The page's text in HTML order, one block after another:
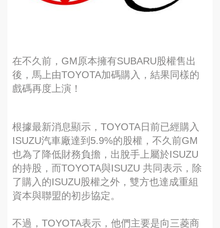
在不久前，GM原本擁有SUBARU股權售出
後，馬上由TOYOTA加碼購入，結果同樣的
戲碼再度上演！
根據最新消息顯示，TOYOTA日前已經購入
ISUZU汽車廠達到5.9%的股權，不久前GM
也為了降低財務負擔，出脫手上屬於ISUZU
的持股，而TOYOTA與ISUZU 共同表示，除
了購入的ISUZU股權之外，雙方也達成重組
資本與聯盟的初步協定。
不過，TOYOTA表示，他們主要是向三菱商